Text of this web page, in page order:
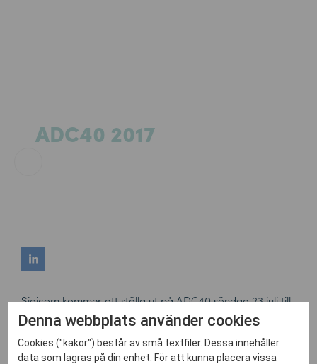
ADC40 2017
Sigicom kommer att ställa ut på ADC40 söndag 23 juli till
onsdagen 26 juli 2017 i Minneapolis, Minnesota, USA.
För mer information klickahär .
Denna webbplats använder cookies
Cookies ("kakor") består av små textfiler. Dessa innehåller
data som lagras på din enhet. För att kunna placera vissa